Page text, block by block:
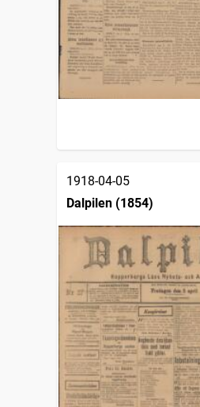
1918-04-05
Dalpilen (1854)